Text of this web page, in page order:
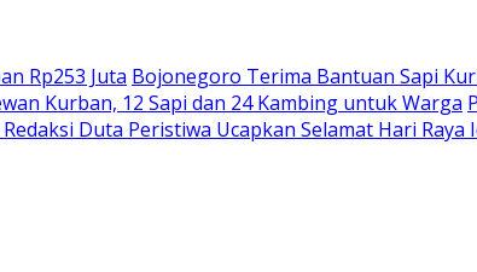
Rp253 Juta Bojonegoro Terima Bantuan Sapi
Kurban, 12 Sapi dan 24 Kambing untuk Warga
Duta Peristiwa Ucapkan Selamat Hari Raya